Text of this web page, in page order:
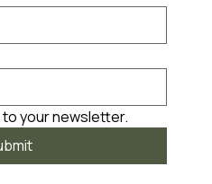
your newsletter.